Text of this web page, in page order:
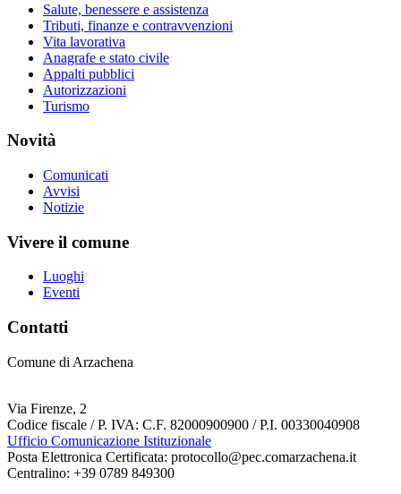
Salute, benessere e assistenza
Tributi, finanze e contravvenzioni
Vita lavorativa
Anagrafe e stato civile
Appalti pubblici
Autorizzazioni
Turismo
Novità
Comunicati
Avvisi
Notizie
Vivere il comune
Luoghi
Eventi
Contatti
Comune di Arzachena
Via Firenze, 2
Codice fiscale / P. IVA: C.F. 82000900900 / P.I. 00330040908
Ufficio Comunicazione Istituzionale
Posta Elettronica Certificata: protocollo@pec.comarzachena.it
Centralino: +39 0789 849300